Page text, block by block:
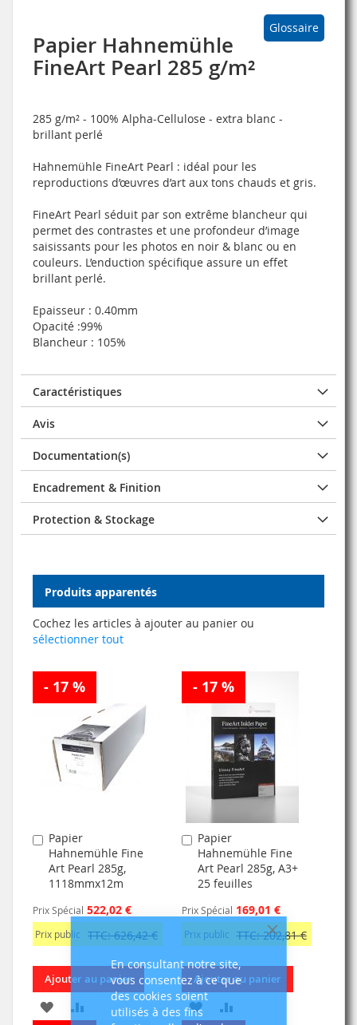
Fermer
En consultant notre site,
vous consentez à ce que
des cookies soient
utilisés à des fins
Glossaire
Papier Hahnemühle
FineArt Pearl 285 g/m²
285 g/m² - 100% Alpha-Cellulose - extra blanc -
brillant perlé
Hahnemühle FineArt Pearl : idéal pour les
reproductions d’œuvres d’art aux tons chauds et gris.
FineArt Pearl séduit par son extrême blancheur qui
permet des contrastes et une profondeur d’image
saisissants pour les photos en noir & blanc ou en
couleurs. L’enduction spécifique assure un effet
brillant perlé.
Epaisseur : 0.40mm
Opacité :99%
Blancheur : 105%
Caractéristiques
Avis
Documentation(s)
Encadrement & Finition
Protection & Stockage
Produits apparentés
Cochez les articles à ajouter au panier ou
sélectionner tout
- 17 %
Papier
Hahnemühle Fine
Art Pearl 285g,
1118mmx12m
Prix Spécial 522,02 €
Prix public TTC: 626,42 €
Ajouter
au
panier
Ajouter au panier
AJOUTERAJOUTER
- 17 %
Papier
Hahnemühle Fine
Art Pearl 285g, A3+
25 feuilles
Prix Spécial 169,01 €
Prix public TTC: 202,81 €
Ajouter
au
panier
Ajouter au panier
AJOUTER